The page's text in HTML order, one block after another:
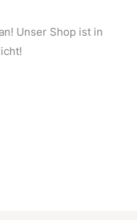
Unser Shop ist in